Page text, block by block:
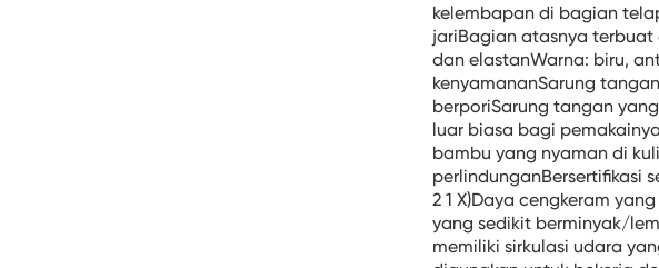
kelembapan di bagian
jariBagian atasnya
dan elastanWarna: biru,
kenyamananSarung
berporiSarung tangan
luar biasa bagi
bambu yang nyaman di
perlindunganBersertifikasi
2 1 X)Daya cengkeram
yang sedikit berminyak/
memiliki sirkulasi udara